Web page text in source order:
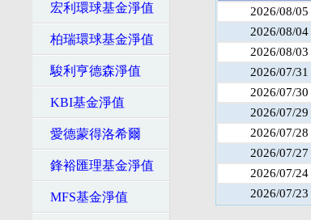
宏利環球基金淨值
柏瑞環球基金淨值
駿利亨德森淨值
KBI基金淨值
愛德蒙得洛希爾
鋒裕匯理基金淨值
MFS基金淨值
2026/08/05
2026/08/04
2026/08/03
2026/07/31
2026/07/30
2026/07/29
2026/07/28
2026/07/27
2026/07/24
2026/07/23